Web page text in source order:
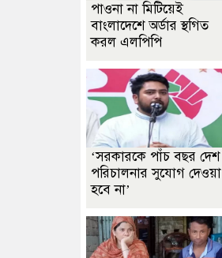
পাওনা না মিটিয়েই
বাংলাদেশে অর্ডার স্থগিত
করল এলপিপি
‘সরকারকে পাঁচ বছর দেশ
পরিচালনার সুযোগ দেওয়া
হবে না’